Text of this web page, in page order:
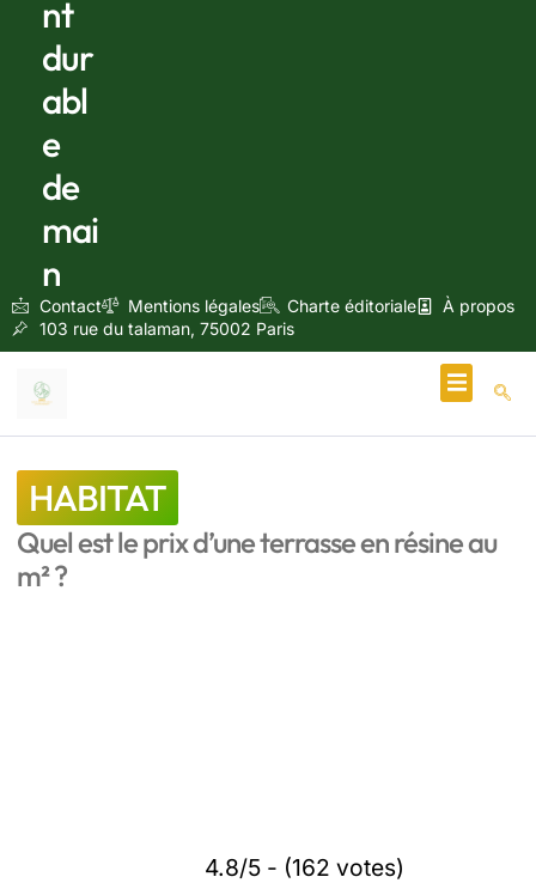
nt
dur
abl
e
de
mai
n
Contact Mentions légales Charte éditoriale
À propos
103 rue du talaman, 75002 Paris
HABITAT
Quel est le prix d’une terrasse en résine au
m² ?
4.8/5 - (162 votes)